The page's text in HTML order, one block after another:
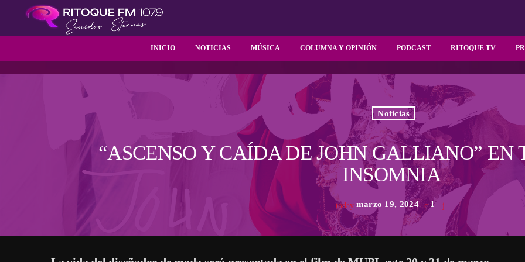
INICIO NOTICIAS MÚSICA COLUMNA Y OPINIÓN PODCAST RITOQUE TV
Noticias
“ASCENSO Y CAÍDA DE JOHN GALLIANO” EN
INSOMNIA
today marzo 19, 2024 1